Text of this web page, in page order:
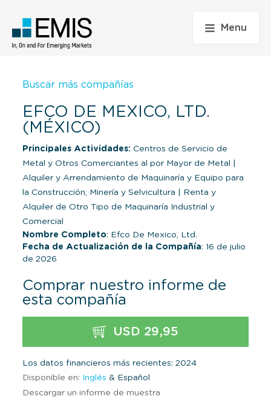
Menu
Buscar más compañías
EFCO DE MEXICO, LTD.
(MÉXICO)
Principales Actividades: Centros de Servicio de
Metal y Otros Comerciantes al por Mayor de Metal
Alquiler y Arrendamiento de Maquinaría y Equipo para
la Construcción, Minería y Selvicultura
Renta y
Alquiler de Otro Tipo de Maquinaría Industrial y
Comercial
Nombre Completo: Efco De Mexico, Ltd.
Fecha de Actualización de la Compañía: 16 de julio
de 2026
Comprar nuestro informe de
esta compañía
USD 29,95
Los datos financieros más recientes: 2024
Disponible en: Inglés & Español
Descargar un informe de muestra